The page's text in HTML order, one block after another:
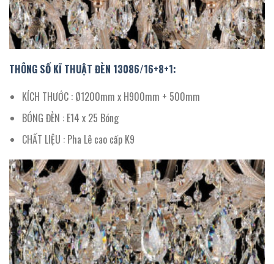
THÔNG SỐ KĨ THUẬT ĐÈN 13086/16+8+1:
KÍCH THƯỚC : Ø1200mm x H900mm + 500mm
BÓNG ĐÈN : E14 x 25 Bóng
CHẤT LIỆU : Pha Lê cao cấp K9